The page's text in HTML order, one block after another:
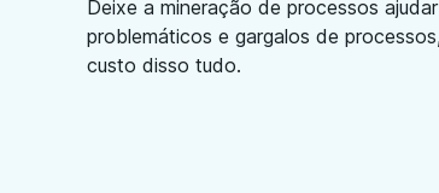
Deixe a mineração de processos
problemáticos e gargalos de
custo disso tudo.